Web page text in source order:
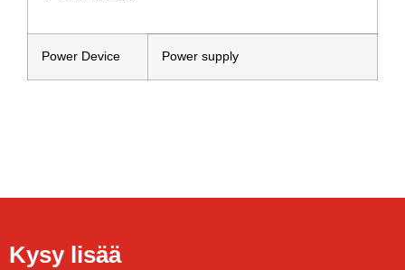
Power Device Power supply
Kysy lisää